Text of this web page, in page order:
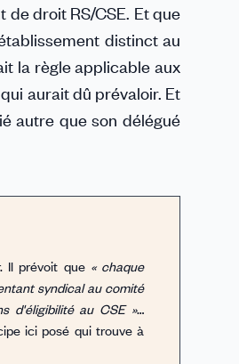
de droit RS/CSE. Et que
distinct au
la règle applicable aux
aurait dû prévaloir. Et
autre que son délégué
Il prévoit que « chaque
syndical au comité
d'éligibilité au CSE »…
ici posé qui trouve à